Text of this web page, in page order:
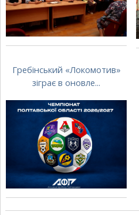
Гребінський «Локомотив»
зіграє в оновле...